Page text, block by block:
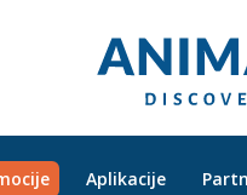
Aplikacije